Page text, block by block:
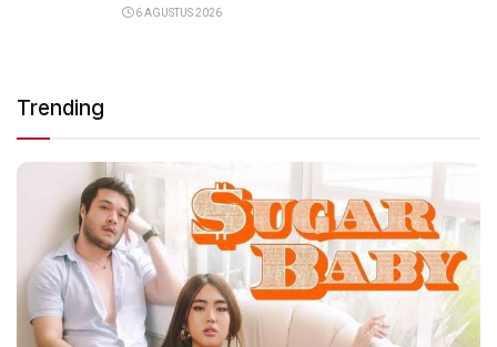
6 AGUSTUS 2026
Trending